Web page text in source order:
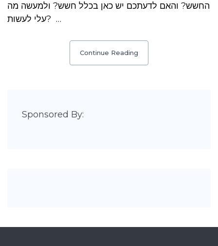
החשש? והאם לדעתכם יש כאן בכלל חשש? ולמעשה מה
עלי לעשות? …
Continue Reading
Sponsored By: